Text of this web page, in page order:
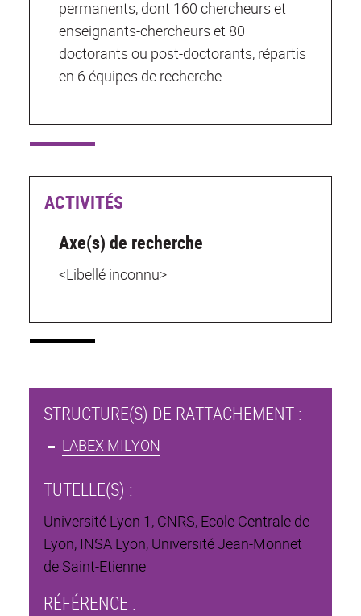
permanents, dont 160 chercheurs et
enseignants-chercheurs et 80
doctorants ou post-doctorants, répartis
en 6 équipes de recherche.
ACTIVITÉS
Axe(s) de recherche
<Libellé inconnu>
STRUCTURE(S) DE RATTACHEMENT :
LABEX MILYON
TUTELLE(S) :
Université Lyon 1, CNRS, Ecole Centrale de
Lyon, INSA Lyon, Université Jean-Monnet
de Saint-Etienne
RÉFÉRENCE :